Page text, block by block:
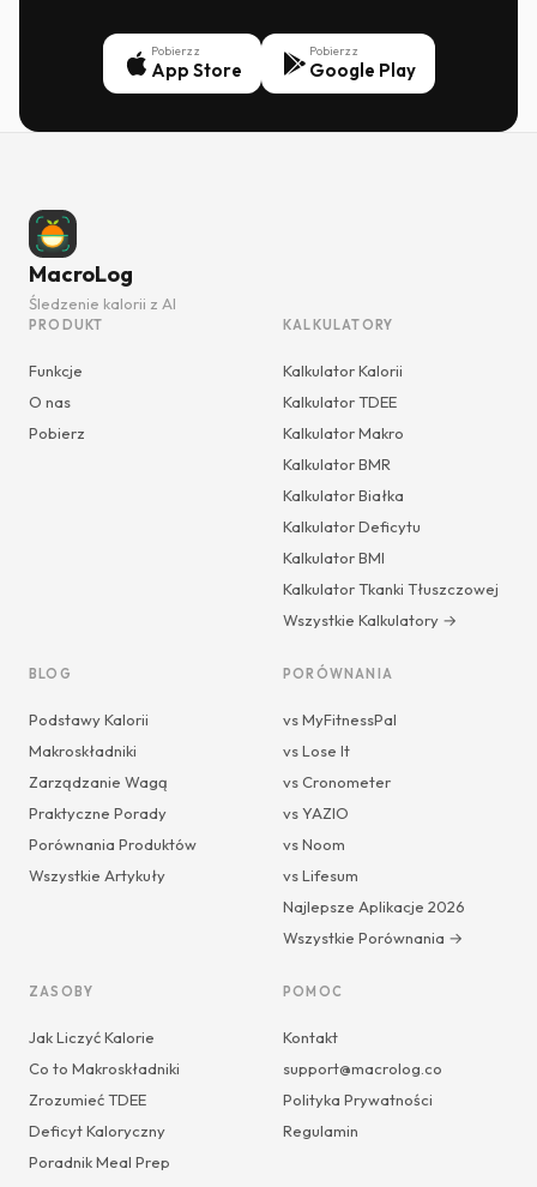
Pobierz z
App Store
Pobierz z
Google Play
MacroLog
Śledzenie kalorii z AI
PRODUKT
Funkcje
O nas
Pobierz
KALKULATORY
Kalkulator Kalorii
Kalkulator TDEE
Kalkulator Makro
Kalkulator BMR
Kalkulator Białka
Kalkulator Deficytu
Kalkulator BMI
Kalkulator Tkanki Tłuszczowej
Wszystkie Kalkulatory →
BLOG
Podstawy Kalorii
Makroskładniki
Zarządzanie Wagą
Praktyczne Porady
Porównania Produktów
Wszystkie Artykuły
PORÓWNANIA
vs MyFitnessPal
vs Lose It
vs Cronometer
vs YAZIO
vs Noom
vs Lifesum
Najlepsze Aplikacje 2026
Wszystkie Porównania →
ZASOBY
Jak Liczyć Kalorie
Co to Makroskładniki
Zrozumieć TDEE
Deficyt Kaloryczny
Poradnik Meal Prep
POMOC
Kontakt
support@macrolog.co
Polityka Prywatności
Regulamin